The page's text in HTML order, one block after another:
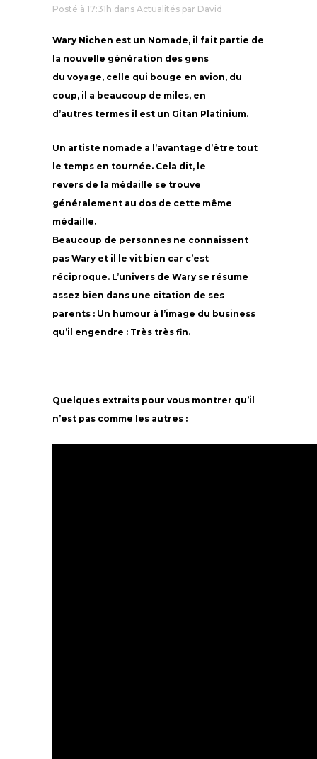
Posté à 17:31h dans Actualités par David
Wary Nichen est un Nomade, il fait partie de
la nouvelle génération des gens
du voyage, celle qui bouge en avion, du
coup, il a beaucoup de miles, en
d’autres termes il est un Gitan Platinium.
Un artiste nomade a l’avantage d’être tout
le temps en tournée. Cela dit, le
revers de la médaille se trouve
généralement au dos de cette même
médaille.
Beaucoup de personnes ne connaissent
pas Wary et il le vit bien car c’est
réciproque. L’univers de Wary se résume
assez bien dans une citation de ses
parents : Un humour à l’image du business
qu’il engendre : Très très fin.
Quelques extraits pour vous montrer qu’il
n’est pas comme les autres :